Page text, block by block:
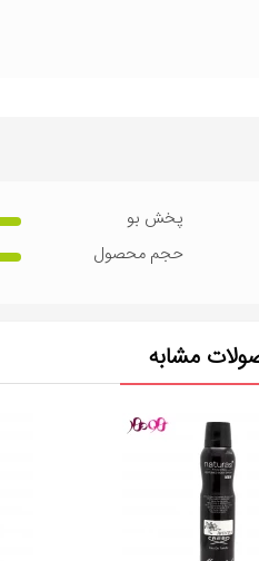
پخش بو
حجم محصول
مشابه